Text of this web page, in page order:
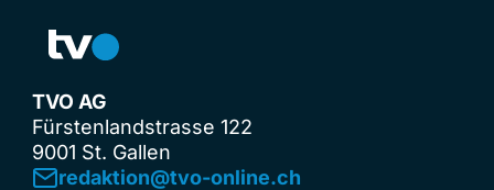
TVO AG
Fürstenlandstrasse 122
9001 St. Gallen
redaktion@tvo-online.ch